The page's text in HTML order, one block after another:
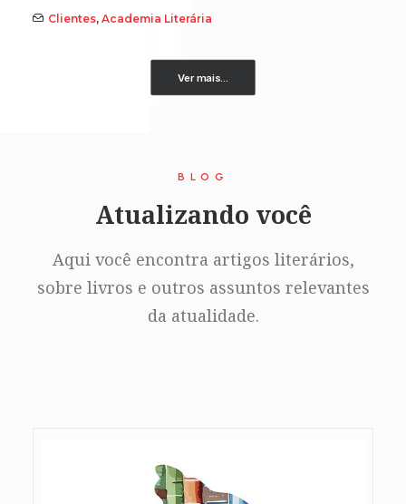
Clientes, Academia Literária
Ver mais...
BLOG
Atualizando você
Aqui você encontra artigos literários,
sobre livros e outros assuntos relevantes
da atualidade.